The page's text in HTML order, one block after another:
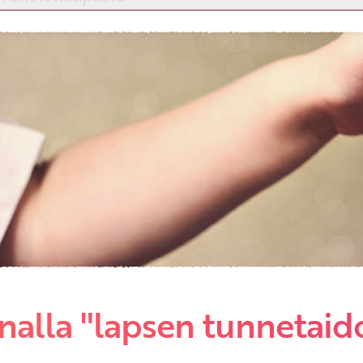
Etkö ole vielä asiakkaamme?
Luo asiakastili tästä!
"lapsen